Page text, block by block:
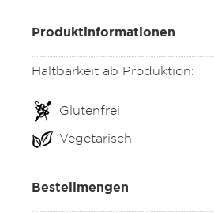
Produktinformationen
Haltbarkeit ab Produktion:
Glutenfrei
Vegetarisch
Bestellmengen